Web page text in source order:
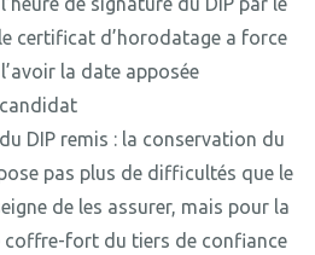
certificat d’horodatage a force
la date apposée
DIP remis : la conservation du
pas plus de difficultés que le
de les assurer, mais pour la
coffre-fort du tiers de confiance